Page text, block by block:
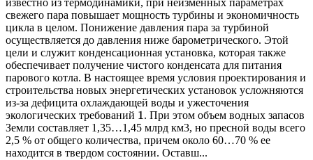
известно из термодинамики, при неизменных параметрах
свежего пара повышает мощность турбины и экономичность
цикла в целом. Понижение давления пара за турбиной
осуществляется до давления ниже барометрического. Этой
цели и служит конденсационная установка, которая также
обеспечивает получение чистого конденсата для питания
парового котла. В настоящее время условия проектирования и
строительства новых энергетических установок усложняются
из-за дефицита охлаждающей воды и ужесточения
экологических требований 1. При этом объем водных запасов
Земли составляет 1,35…1,45 млрд км3, но пресной воды всего
2,5 % от общего количества, причем около 60…70 % ее
находится в твердом состоянии. Оставш...